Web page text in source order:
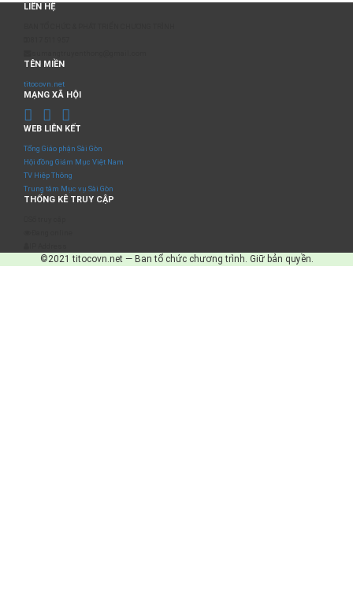
LIÊN HỆ
TÊN MIỀN
titocovn.net
MẠNG XÃ HỘI
WEB LIÊN KẾT
Tổng Giáo phận Sài Gòn
Hội đồng Giám Mục Việt Nam
TV Hiệp Thông
Trung tâm Mục vụ Sài Gòn
THỐNG KÊ TRUY CẬP
©2021 titocovn.net — Ban tổ chức chương trình. Giữ bản quyền.